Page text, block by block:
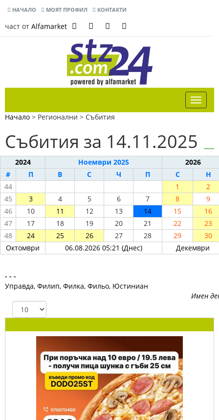
НАЧАЛО МОЯТ ПРОФИЛ КОНТАКТИ
част от Alfamarket
Начало > Регионални > Събития
Събития за 14.11.2025
2024 Ноември 2025
2026
#
П В С Ч П С
Н
44
1
2
45
3 4 5 6 7 8
9
46
10 11 12 13 14 15
16
47
17 18 19 20 21 22
23
48
24 25 26 27 28 29
30
Октомври
06.08.2026 05:21 (Днес) Декември
- - -
Управда, Филип, Филка, Фильо, Юстиниан
Имен